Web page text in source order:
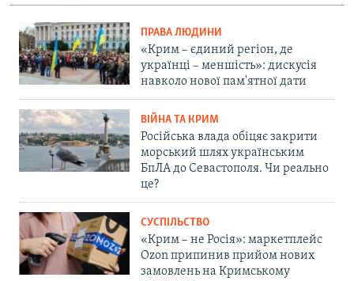
ПРАВА ЛЮДИНИ
«Крим – єдиний регіон, де
українці – меншість»: дискусія
навколо нової пам'ятної дати
ВІЙНА ТА КРИМ
Російська влада обіцяє закрити
морський шлях українським
БпЛА до Севастополя. Чи реально
це?
СУСПІЛЬСТВО
«Крим – не Росія»: маркетплейс
Ozon припинив прийом нових
замовлень на Кримському